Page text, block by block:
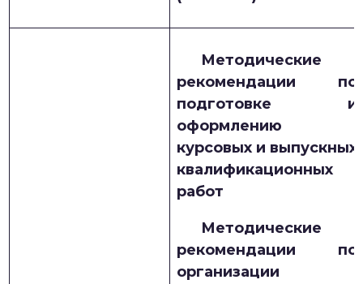
Методические
рекомендации по
подготовке и
оформлению
курсовых и выпускных
квалификационных
работ
Методические
рекомендации по
организации